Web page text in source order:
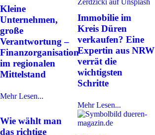
Kleine
Unternehmen,
große
Verantwortung –
Finanzorganisation
im regionalen
Mittelstand
Mehr Lesen...
Immobilie im
Kreis Düren
verkaufen? Eine
Expertin aus NRW
verrät die
wichtigsten
Schritte
Mehr Lesen...
Wie wählt man
das richtige